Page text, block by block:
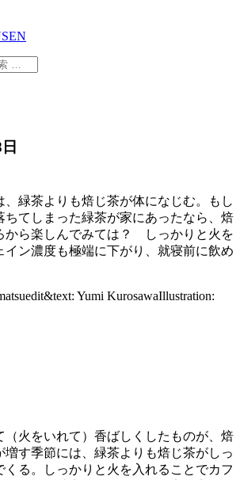
、緑茶よりも焙じ茶が体になじむ。もし
ちてしまった緑茶が家にあったなら、焙
から楽しんでみては？ しっかりと火を
イン濃度も極端に下がり、就寝前に飲め
edit&text: Yumi KurosawaIllustration:
（火をいれて）香ばしくしたものが、焙
増す季節には、緑茶よりも焙じ茶がしっ
くる。しっかりと火を入れることでカフ